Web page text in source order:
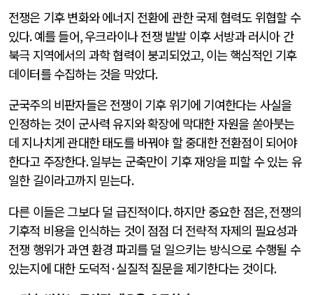
전쟁은 기후 변화와 에너지 전환에 관한 국제 협력도 위협할 수
있다.예를 들어,우크라이나 전쟁 발발 이후 서방과 러시아 간
북극 지역에서의 과학 협력이 붕괴되었고, 이는 핵심적인 기후
데이터를 수집하는 것을 막았다.
군국주의 비판자들은 전쟁이 기후 위기에 기여한다는 사실을
인정하는 것이 군사력 유지와 확장에 막대한 자원을 쏟아붓는
데 지나치게 관대한 태도를 바꿔야 할 중대한 전환점이 되어야
한다고 주장한다.일부는 군축만이 기후 재앙을 피할 수 있는 유
일한 길이라고까지 믿는다.
다른 이들은 그보다 덜 급진적이다.하지만 중요한 점은,전쟁의
기후적 비용을 인식하는 것이 점점 더 전략적 자제의 필요성과
전쟁 행위가 과연 환경 파괴를 덜 일으키는 방식으로 수행될 수
있는지에 대한 도덕적 ·실질적 질문을 제기한다는 것이다.